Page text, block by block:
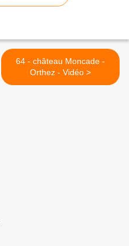
64 - château Moncade -
Orthez - Vidéo >